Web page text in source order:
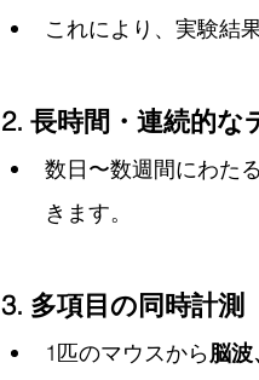
これにより、実験結
2. 長時間・連続的な
数日〜数週間にわた
きます。
3. 多項目の同時計測
1匹のマウスから脳